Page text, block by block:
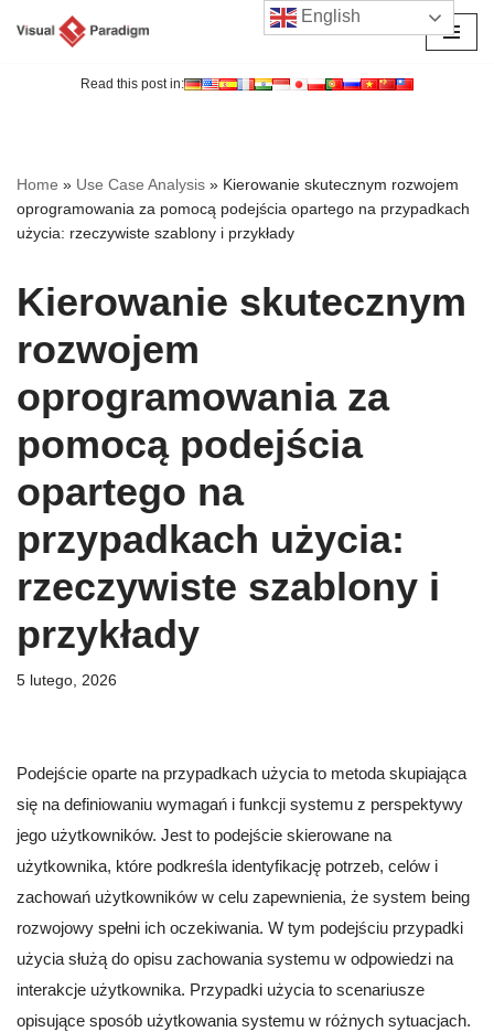
Read this post in:
Home » Use Case Analysis » Kierowanie skutecznym rozwojem
oprogramowania za pomocą podejścia opartego na przypadkach
użycia: rzeczywiste szablony i przykłady
Kierowanie skutecznym
rozwojem
oprogramowania za
pomocą podejścia
opartego na
przypadkach użycia:
rzeczywiste szablony i
przykłady
5 lutego, 2026
Podejście oparte na przypadkach użycia to metoda skupiająca
się na definiowaniu wymagań i funkcji systemu z perspektywy
jego użytkowników. Jest to podejście skierowane na
użytkownika, które podkreśla identyfikację potrzeb, celów i
zachowań użytkowników w celu zapewnienia, że system being
rozwojowy spełni ich oczekiwania. W tym podejściu przypadki
użycia służą do opisu zachowania systemu w odpowiedzi na
interakcje użytkownika. Przypadki użycia to scenariusze
opisujące sposób użytkowania systemu w różnych sytuacjach.
English